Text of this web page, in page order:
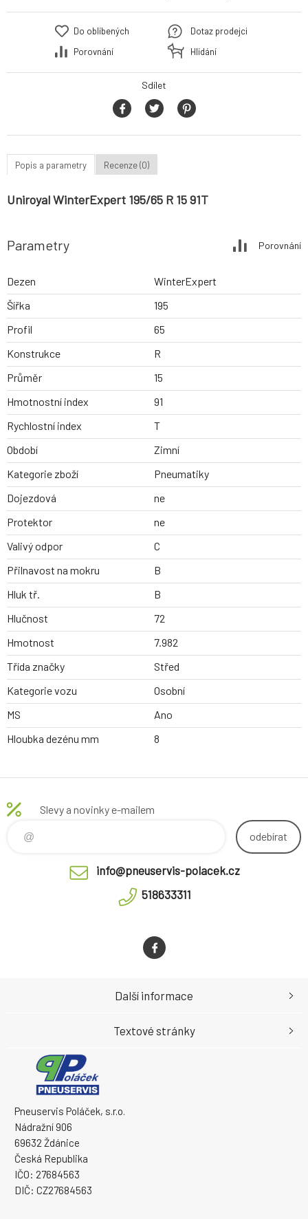
Do oblíbených
Porovnání
Dotaz prodejci
Hlídání
Sdílet
Popis a parametry Recenze (0)
Uniroyal WinterExpert 195/65 R 15 91T
Parametry Porovnání
Dezen
WinterExpert
Šířka
195
Profil
65
Konstrukce
R
Průměr
15
Hmotnostní index
91
Rychlostní index
T
Období
Zimní
Kategorie zboží
Pneumatiky
Dojezdová
ne
Protektor
ne
Valivý odpor
C
Přilnavost na mokru
B
Hluk tř.
B
Hlučnost
72
Hmotnost
7.982
Třída značky
Střed
Kategorie vozu
Osobní
MS
Ano
Hloubka dezénu mm
8
Slevy a novinky e-mailem
odebírat
info@pneuservis-polacek.cz
518633311
Pneuservis Poláček, s.r.o.
Nádražní 906
69632 Ždánice
Česká Republika
IČO: 27684563
DIČ: CZ27684563
Další informace
Textové stránky